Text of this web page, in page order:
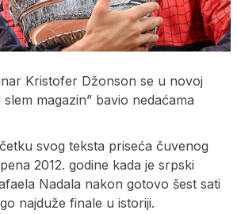
Kristofer Džonson se u novoj
magazin” bavio nedaćama
svog teksta priseća čuvenog
2012. godine kada je srpski
Nadala nakon gotovo šest sati
najduže finale u istoriji.